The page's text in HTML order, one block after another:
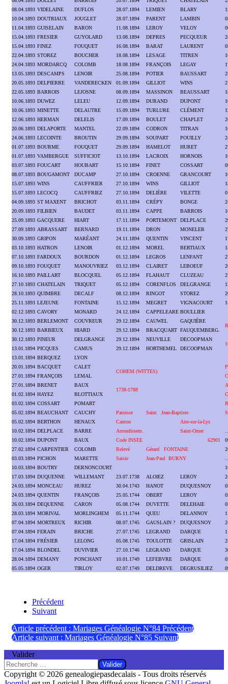
08.04.1893 VIDELAINE DUFLOS 28.07.1894 LEMIEN BLARY
10.04.1893 DOUTRIAUX JOUGLET 28.07.1894 PARENT LAMBIN
11.04.1893 GUISELAIN BARON 11.08.1894 LEROY VELOY
15.04.1893 FRESIER GUYOLARD 13.08.1894 DEPRES PECQUEUR
15.04.1893 FINEZ FOUQUET 16.08.1894 BARAT LAURENT
22.04.1893 STOREZ BOUCHER 18.08.1894 LESAGE TITREN
24.04.1893 MORDARCQ COLOMB 18.08.1894 FRANÇOIS LEGAY
13.05.1893 DESCAMPS LENOIR 25.08.1894 POTIER BAUSSART
20.05.1893 DELPIERRE VANDERECKEN 01.09.1894 GILLIOT WINS
22.05.1893 BARROIS LEJOSNE 08.09.1894 MASSINON BEAUSSART
10.06.1893 DUWEZ LELEU 12.09.1894 DURAND DUPONT
10.06.1893 MINETTE DELAUTRE 15.09.1894 TURLURE CLÉMENT
12.06.1893 HERMAN DELELIS 17.09.1894 BOULET CHAPLET
20.06.1893 DELAPORTE MANTEL 22.09.1894 CODRON TITRAN
24.06.1893 LECOINTE BROUTIN 29.09.1894 SOUPART POUILLY
01.07.1893 BOURME FOUQUET 29.09.1894 HAMELOT HURET
01.07.1893 VAMBERGUE SUFFICIOT 13.10.1894 LACROIX HORNOIS
03.07.1893 FOUCART HOUBART 15.10.1894 FINET COSSART
08.07.1893 BOUGAMONT DUCAMP 27.10.1894 CROENNE GRANCOURT
15.07.1893 WINS CAUFFRIER 27.10.1894 WINS GILLIOT
15.07.1893 LECOCQ CAUFFRIEZ 27.10.1894 DELIÈRE VILETTE
04.09.1893 ST MAXENT BRICHOT 03.11.1894 CRÉPY BONGE
20.09.1893 FILBIEN BAUDET 03.11.1894 CAPPE BARROIS
25.09.1893 GACQUERE HIART 17.11.1894 PORTEMONT DELPLACE
27.09.1893 ABRASSART BERNARD 19.11.1894 DRON MONELER
30.09.1893 GRIPON MARÉANT 24.11.1894 QUENTIN VINCENT
03.10.1893 HATRON LENOIR 01.12.1894 MOREL BERTIAUX
07.10.1893 FARDOUX BOURDON 01.12.1894 LEGROS LENFANT
09.10.1893 FOUQUET MANOUVRIEZ 03.12.1894 CLAIRET LEBOEUF
16.10.1893 PAILLART BLOCQUEL 05.12.1894 FLAHAUT CLUZEAU
27.10.1893 CHATELAIN TRIQUET 05.12.1894 CORENFLOS DELGRANGE
28.10.1893 QUIMBRE DECALF 08.12.1894 RINGOT STOREZ
25.11.1893 LEJEUNE FONTAINE 15.12.1894 MEGRET VIGNACOURT
02.12.1893 CAVORY MONARD 24.12.1894 CAPPELEARE BOULLIER
30.12.1893 BERLEMONT COUVREUR 29.12.1894 CAUWEL
GAQUIÈRE
30.12.1893 BARBIEUX HIARD 29.12.1894 BRACQUART FAUQUEMBERG.
30.12.1893 PINEUR DELGRANGE 29.12.1894 NEUVILLE
DECOOPMAN
13.01.1894 PICQUES CAMUS 29.12.1894 HORTHEMEL
DECOOPMAN
13.01.1894 BERQUEZ
LYON
20.01.1894 BACQUET
CALET
COHEM (WITTES)
27.01.1894 FRANÇOIS LEMAL
27.01.1894 BRENET
BAUX
1738-1788
01.02.1894 HAYEZ BLOTTIAUX
03.02.1894 COSSART POMART
05.02.1894 BEAUCHANT CAUCHY Paroisse Saint Jean-Baptiste
05.02.1894 BERTHON HENAUX Canton
Aire-sur-la-Lys
10.02.1894 DELPLACE BARRE Arrondissem. Saint-Omer
10.02.1894 DUPONT BAUX Code INSEE 62901
27.02.1894 CARPENTIER COLOMB Relevé Gérard FONTAINE
03.03.1894 PICHON MARETTE Saisie Jean-Paul BURNY
10.03.1894 BOUTRY DERNONCOURT
17.03.1894 DUQUENNE WILLEMANT 23.07.1738 ALOIEZ LEROY
24.03.1894 MONCEAU HUREZ 30.04.1743 HANOT DUQUESNOY
24.03.1894 QUENTIN FRANÇOIS 25.05.1744 OBERT LEROY
26.03.1894 DEQUENNE CARON 05.08.1744 DUVETTE DELEHAIE
28.03.1894 MORIVAL MORLINGHEM 05.11.1744 QUEU DELANNOY
07.04.1894 MORTREUX RICHIR 08.07.1745 GAUSLAIN ? DUQUESNOY
07.04.1894 FERAIN BRICHE 27.07.1745 LEGRAND DARQUE
17.04.1894 FRÉSIER LELONG 05.08.1745 TOULOTTE GRISLAIN
17.04.1894 BLONDEL DUVIVIER 27.10.1746 LEGRAND DARQUE
28.04.1894 DEMANY PONCHANT 10.01.1749 LEFEBVRE DARQUE
05.05.1894 OGER TIRLOY 02.07.1749 DELDREVE DEGRUSILIEZ
Précédent
Suivant
Article précédent : Mariages Généalogie N°84 Précédent
Article suivant : Mariages Généalogie N°85 Suivant
Valider
Valider
Copyright © 2026 genealogiepasdecalais - Tous droits réservés